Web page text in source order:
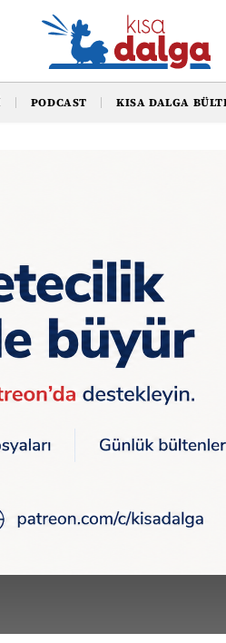
PODCAST KISA DALGA